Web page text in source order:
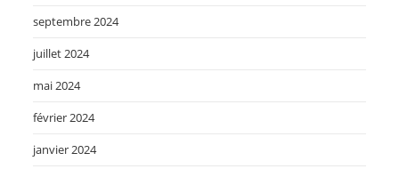
septembre 2024
juillet 2024
mai 2024
février 2024
janvier 2024